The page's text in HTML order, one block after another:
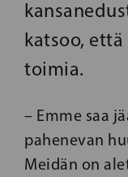
katsoo,
toimia.
– Emme saa
pahenevan
Meidän on